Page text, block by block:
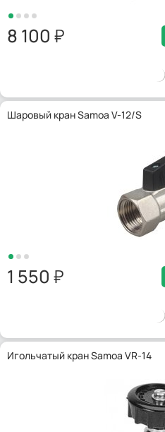
8 100
Шаровый кран Samoa V-12/S
1 550
Игольчатый кран Samoa VR-14